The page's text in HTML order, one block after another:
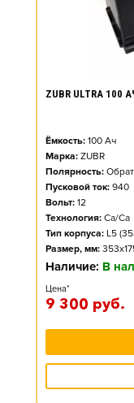
ZUBR ULTRA 100
Ёмкость: 100 Ач
Марка: ZUBR
Полярность:
Пусковой ток: 940
Вольт: 12
Технология: Ca/Ca
Тип корпуса: L5
Размер, мм:
Наличие: В
Цена*
9 300 руб.